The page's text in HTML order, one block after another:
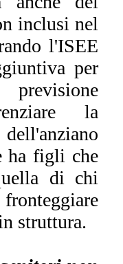
inclusi nel
l'ISEE
per
la
ha figli che
di chi
struttura.